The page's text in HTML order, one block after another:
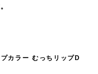
カラー むっちリップD